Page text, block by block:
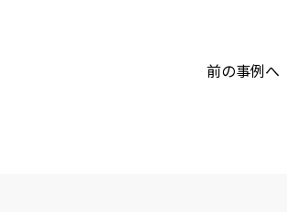
前の事例へ